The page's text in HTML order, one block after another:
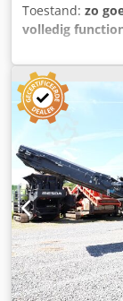
Toestand: zo
volledig
bestaande uit:
2000
kVA),
in container,
Adsq Tcmvoyjf